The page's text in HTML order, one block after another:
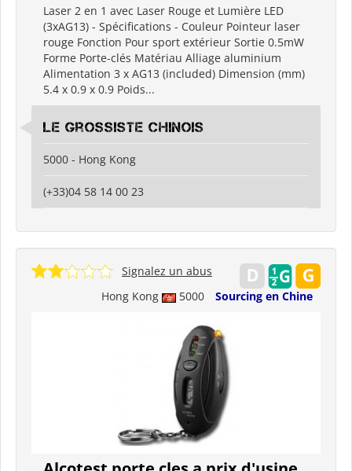
Laser 2 en 1 avec Laser Rouge et Lumière LED
(3xAG13) - Spécifications - Couleur Pointeur laser
rouge Fonction Pour sport extérieur Sortie 0.5mW
Forme Porte-clés Matériau Alliage aluminium
Alimentation 3 x AG13 (included) Dimension (mm)
5.4 x 0.9 x 0.9 Poids...
Le grossiste chinois
5000 - Hong Kong
(+33)04 58 14 00 23
Hong Kong 5000 Sourcing en Chine
Signalez un abus